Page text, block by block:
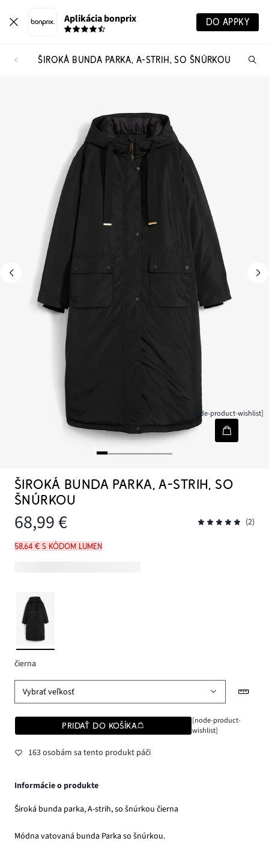
Aplikácia bonprix DO APPKY
ŠIROKÁ BUNDA PARKA, A-STRIH, SO ŠNÚRKOU
[node-product-wishlist]
ŠIROKÁ BUNDA PARKA, A-STRIH, SO
ŠNÚRKOU
68,99 € (2)
58,64 € s kódom LUMEN
čierna
Vybrať veľkosť
PRIDAŤ DO KOŠÍKA
[node-product-
wishlist]
163 osobám sa tento produkt páči
Informácie o produkte
Široká bunda parka, A-strih, so šnúrkou čierna
Módna vatovaná bunda Parka so šnúrkou.